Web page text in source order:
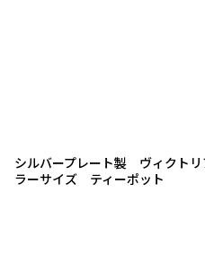
シルバープレート製 ヴィクト
ラーサイズ ティーポット